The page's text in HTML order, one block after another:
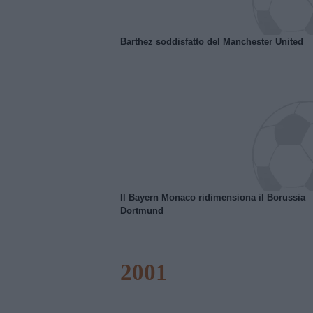
Barthez soddisfatto del Manchester United
Il Bayern Monaco ridimensiona il Borussia
Dortmund
2001